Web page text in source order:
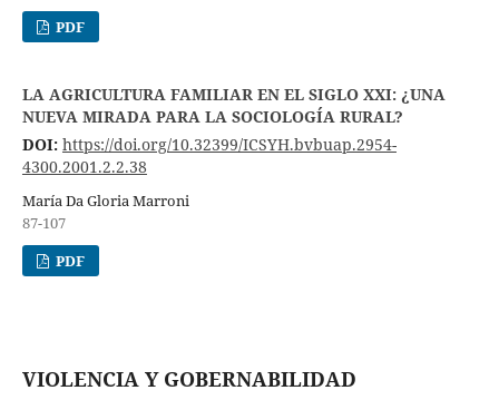
PDF
LA AGRICULTURA FAMILIAR EN EL SIGLO XXI: ¿UNA
NUEVA MIRADA PARA LA SOCIOLOGÍA RURAL?
DOI: https://doi.org/10.32399/ICSYH.bvbuap.2954-
4300.2001.2.2.38
María Da Gloria Marroni
87-107
PDF
VIOLENCIA Y GOBERNABILIDAD